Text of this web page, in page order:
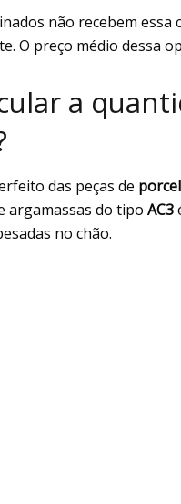
não recebem
O preço médio dessa
a
das peças de
argamassas do tipo AC3
no chão.